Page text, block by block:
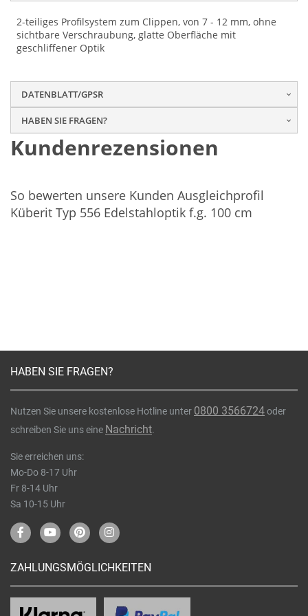
2-teiliges Profilsystem zum Clippen, von 7 - 12 mm, ohne
sichtbare Verschraubung, glatte Oberfläche mit
geschliffener Optik
DATENBLATT/GPSR
HABEN SIE FRAGEN?
Kundenrezensionen
So bewerten unsere Kunden Ausgleichprofil
Küberit Typ 556 Edelstahloptik f.g. 100 cm
HABEN SIE FRAGEN?
Nutzen Sie unsere kostenlose Hotline unter 0800 3566724oder
schreiben Sie uns eine Nachricht.
Sie erreichen uns:
Mo-Do 8-17 Uhr
Fr 8-14 Uhr
Sa 10-15 Uhr
ZAHLUNGSMÖGLICHKEITEN